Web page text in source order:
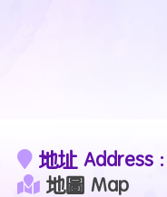
地址 Address
地圖 Map